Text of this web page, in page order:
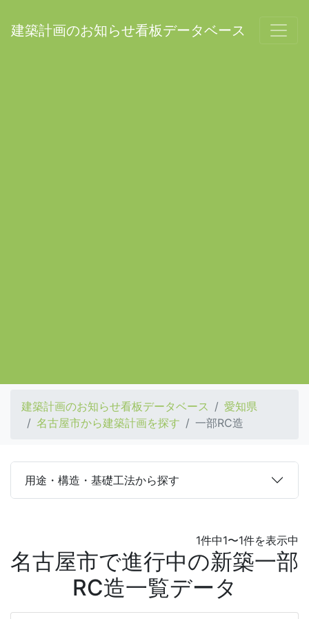
建築計画のお知らせ看板データベース
建築計画のお知らせ看板データベース
愛知県
名古屋市から建築計画を探す
一部RC造
用途・構造・基礎工法から探す
1件中1〜1件を表示中
名古屋市で進行中の新築一部
RC造一覧データ